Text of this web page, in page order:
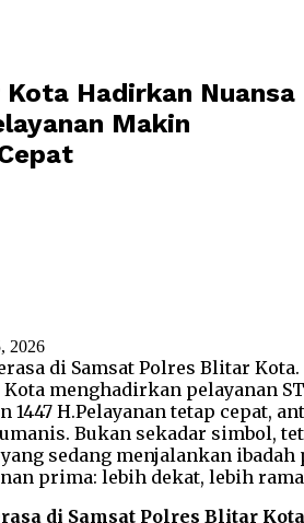
Hadirkan Nuansa
Makin
2026
di Samsat Polres Blitar